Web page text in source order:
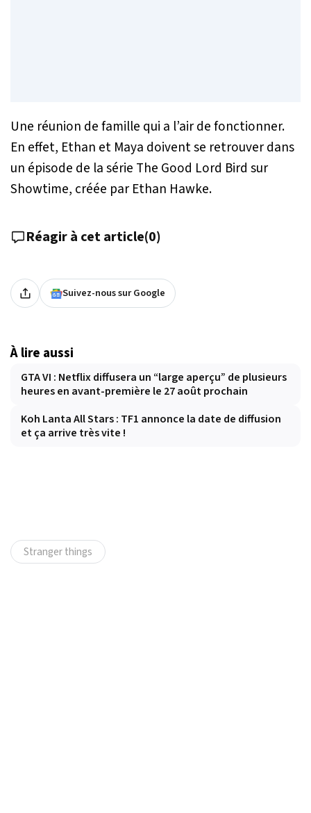
Une réunion de famille qui a l’air de fonctionner.
En effet, Ethan et Maya doivent se retrouver dans
un épisode de la série The Good Lord Bird sur
Showtime, créée par Ethan Hawke.
Réagir à cet article(0)
Suivez-nous sur Google
À lire aussi
GTA VI : Netflix diffusera un “large aperçu” de plusieurs
heures en avant-première le 27 août prochain
Koh Lanta All Stars : TF1 annonce la date de diffusion
et ça arrive très vite !
Stranger things